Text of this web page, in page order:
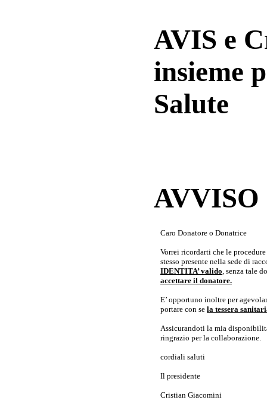
AVIS e
insieme
Salute
Caro Donatore o Donatrice
Vorrei ricordarti che le
stesso presente nella sede di
IDENTITA’ valido, senza tale
accettare il donatore.
E’ opportuno inoltre per
portare con se la tessera
Assicurandoti la mia
ringrazio per la collaborazione.
cordiali saluti
Il presidente
Cristian Giacomini